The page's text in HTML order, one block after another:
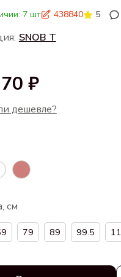
7 шт 438840 5
SNOB T
₽
дешевле?
см
79 89 99.5